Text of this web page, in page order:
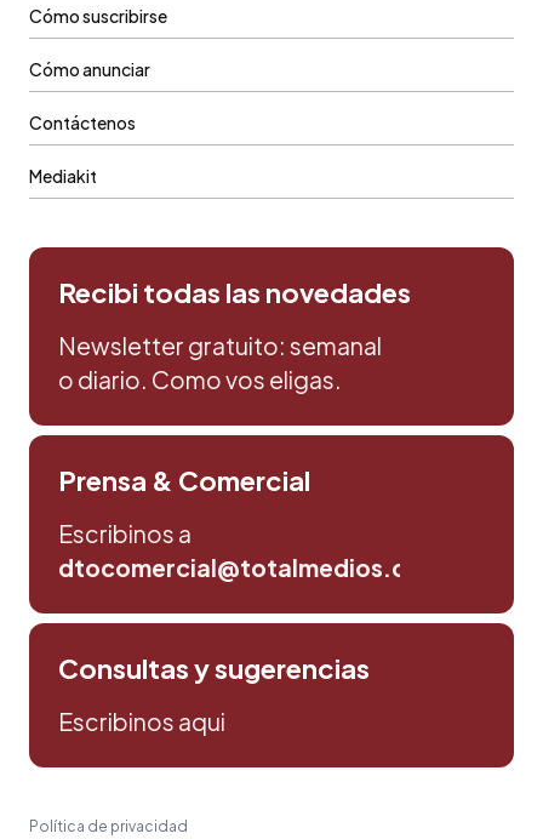
Cómo suscribirse
Cómo anunciar
Contáctenos
Mediakit
Recibi todas las novedades
Newsletter gratuito: semanal
o diario. Como vos eligas.
Prensa & Comercial
Escribinos a
dtocomercial@totalmedios.com
Consultas y sugerencias
Escribinos aqui
Política de privacidad